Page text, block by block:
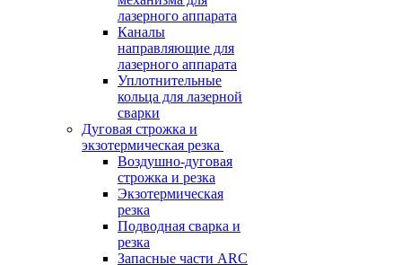
лазерного аппарата
Каналы
направляющие для
лазерного аппарата
Уплотнительные
кольца для лазерной
сварки
Дуговая строжка и
экзотермическая резка
Воздушно-дуговая
строжка и резка
Экзотермическая
резка
Подводная сварка и
резка
Запасные части ARC